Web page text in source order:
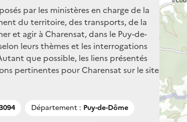
par les ministères en charge de la
du territoire, des transports, de la
et agir à Charensat, dans le Puy-de-
leurs thèmes et les interrogations
que possible, les liens présentés
pertinentes pour Charensat sur le site
Département : Puy-de-Dôme